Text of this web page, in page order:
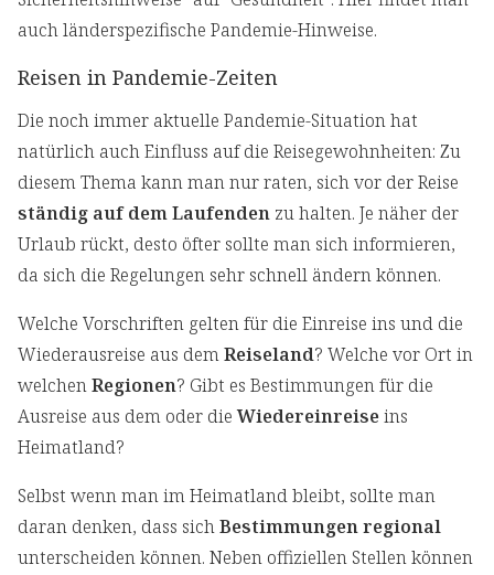
auch länderspezifische Pandemie-Hinweise.
Reisen in Pandemie-Zeiten
Die noch immer aktuelle Pandemie-Situation hat
natürlich auch Einfluss auf die Reisegewohnheiten: Zu
diesem Thema kann man nur raten, sich vor der Reise
ständig auf dem Laufenden zu halten. Je näher der
Urlaub rückt, desto öfter sollte man sich informieren,
da sich die Regelungen sehr schnell ändern können.
Welche Vorschriften gelten für die Einreise ins und die
Wiederausreise aus demReiseland? Welche vor Ort in
welchenRegionen? Gibt es Bestimmungen für die
Ausreise aus dem oder dieWiedereinreiseins
Heimatland?
Selbst wenn man im Heimatland bleibt, sollte man
daran denken, dass sichBestimmungen regional
unterscheiden können. Neben offiziellen Stellen können